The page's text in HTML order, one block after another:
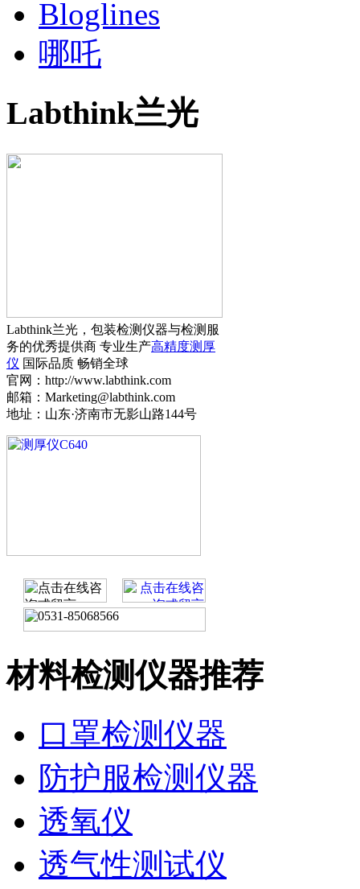
Bloglines
哪吒
Labthink兰光
Labthink兰光，包装检测仪器与检测服
务的优秀提供商 专业生产高精度测厚
仪 国际品质 畅销全球
官网：http://www.labthink.com
邮箱：Marketing@labthink.com
地址：山东·济南市无影山路144号
材料检测仪器推荐
口罩检测仪器
防护服检测仪器
透氧仪
透气性测试仪